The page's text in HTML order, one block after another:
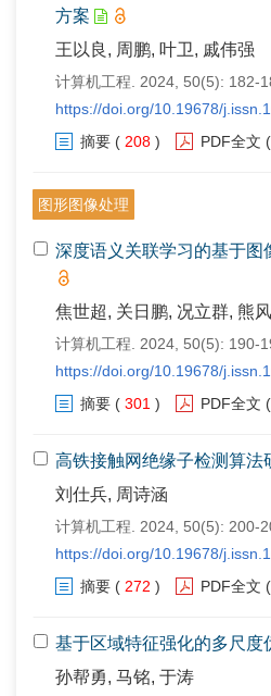
方案
王以良, 周鹏, 叶卫, 戚伟强
计算机工程. 2024, 50(5): 182-
https://doi.org/10.19678/
摘要 ( 208 ) PDF全文 (
图形图像处理
深度语义关联学习的基于图
焦世超, 关日鹏, 况立群, 熊
计算机工程. 2024, 50(5): 190-
https://doi.org/10.19678/
摘要 ( 301 ) PDF全文 (
高铁接触网绝缘子检测算法
刘仕兵, 周诗涵
计算机工程. 2024, 50(5): 200-
https://doi.org/10.19678/
摘要 ( 272 ) PDF全文 (
基于区域特征强化的多尺度
孙帮勇, 马铭, 于涛